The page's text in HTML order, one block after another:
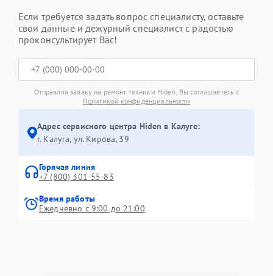
Если требуется задать вопрос специалисту, оставьте
свои данные и дежурный специалист с радостью
проконсультирует Вас!
Отправляя заявку на ремонт техники Hiden, Вы соглашаетесь с
Политикой конфиденциальности
Адрес сервисного центра Hiden в Калуге:
г. Калуга, ул. Кирова, 39
Горячая линия
+7 (800) 301-55-83
Время работы
Ежедневно с 9:00 до 21:00